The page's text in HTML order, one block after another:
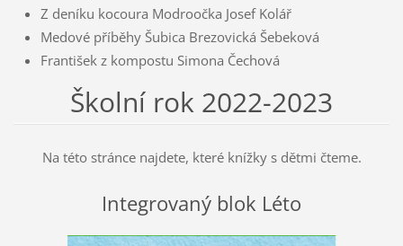
Z deníku kocoura Modroočka Josef Kolář
Medové příběhy Šubica Brezovická Šebeková
František z kompostu Simona Čechová
Školní rok 2022-2023
Na této stránce najdete, které knížky s dětmi čteme.
Integrovaný blok Léto